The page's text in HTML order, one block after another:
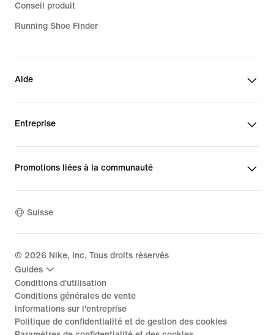
Conseil produit
Running Shoe Finder
Aide
Entreprise
Promotions liées à la communauté
Suisse
© 2026 Nike, Inc. Tous droits réservés
Guides
Conditions d'utilisation
Conditions générales de vente
Informations sur l'entreprise
Politique de confidentialité et de gestion des cookies